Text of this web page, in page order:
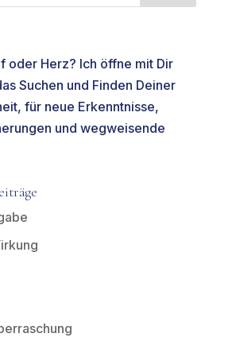
oder Herz? Ich öffne mit Dir
Suchen und Finden Deiner
für neue Erkenntnisse,
und wegweisende